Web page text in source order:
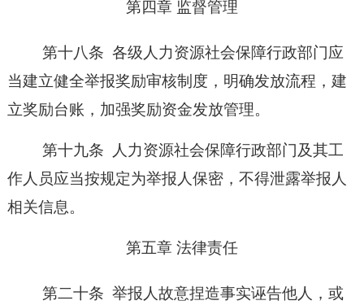
第四章 监督管理
第十八条 各级人力资源社会保障行政部门应
当建立健全举报奖励审核制度，明确发放流程，建
立奖励台账，加强奖励资金发放管理。
第十九条
人力资源社会保障行政部门及其工
作人员应当按规定为举报人保密，不得泄露举报人
相关信息。
第五章 法律责任
第二十条 举报人故意捏造事实诬告他人，或